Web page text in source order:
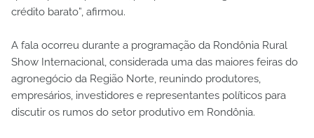
crédito barato”, afirmou.
A fala ocorreu durante a programação da Rondônia Rural
Show Internacional, considerada uma das maiores feiras do
agronegócio da Região Norte, reunindo produtores,
empresários, investidores e representantes políticos para
discutir os rumos do setor produtivo em Rondônia.